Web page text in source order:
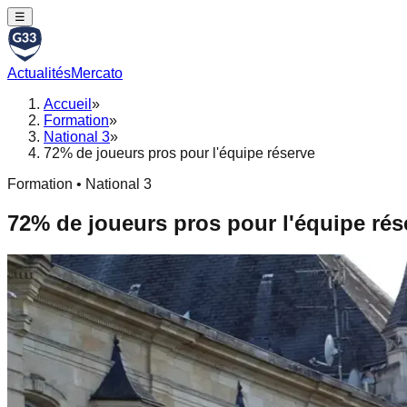
☰
ActualitésMercato
Accueil »
Formation»
National 3»
72% de joueurs pros pour l'équipe réserve
Formation • National 3
72% de joueurs pros pour l'équipe